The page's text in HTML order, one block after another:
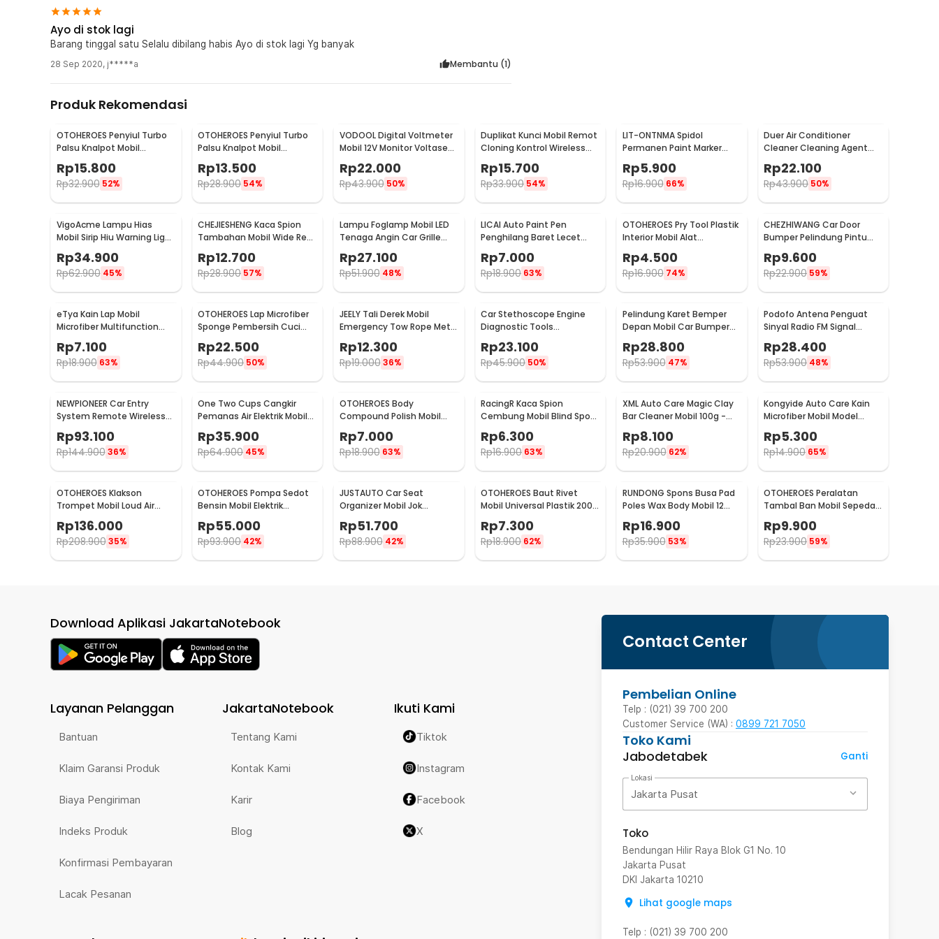
Ayo di stok lagi
Barang tinggal satu Selalu dibilang habis Ayo di stok lagi Yg banyak
28 Sep 2020, j*****a Membantu (1)
Produk Rekomendasi
OTOHEROES Penyiul Turbo
Palsu Knalpot Mobil
Whistler 1000-2400cc L -
TUR007
Rp15.800
Rp32.900 52%
OTOHEROES Penyiul Turbo
Palsu Knalpot Mobil
Whistler 1000-1800cc M 1.6-
2.0 - TUR007
Rp13.500
Rp28.900 54%
VODOOL Digital Voltmeter
Mobil 12V Monitor Voltase
Rp22.000
Rp43.900 50%
Duplikat Kunci Mobil Remot
Cloning Kontrol Wireless
Rp15.700
Rp33.900 54%
LIT-ONTNMA Spidol
Permanen Paint Marker
MP-01
Rp5.900
Rp16.900 66%
Duer Air Conditioner
Cleaner Cleaning Agent
500ml - QUY1640
Rp22.100
Rp43.900 50%
VigoAcme Lampu Hias
Mobil Sirip Hiu Warning Light
Solar Energy 8 LED - FZWJSD
Rp34.900
Rp62.900 45%
CHEJIESHENG Kaca Spion
Tambahan Mobil Wide Rear
080
Rp12.700
Rp28.900 57%
Lampu Foglamp Mobil LED
Tenaga Angin Car Grille
XY044
Rp27.100
Rp51.900 48%
LICAI Auto Paint Pen
Penghilang Baret Lecet
Rp7.000
Rp18.900 63%
OTOHEROES Pry Tool Plastik
Interior Mobil Alat
AA16
Rp4.500
Rp16.900 74%
CHEZHIWANG Car Door
Bumper Pelindung Pintu
Mobil Anti Gores 8 PCS -
HT-001
Rp9.600
Rp22.900 59%
eTya Kain Lap Mobil
Microfiber Multifunction
H-10
Rp7.100
Rp18.900 63%
OTOHEROES Lap Microfiber
Sponge Pembersih Cuci
Rp22.500
Rp44.900 50%
JEELY Tali Derek Mobil
Emergency Tow Rope Metal
Buckle U-Type 2.7M - JL30
Rp12.300
Rp19.000 36%
Car Stethoscope Engine
Diagnostic Tools
Stetoskop Mesin Mobil -
W80582
Rp23.100
Rp45.900 50%
Pelindung Karet Bemper
Depan Mobil Car Bumper
Guard 57mm 2.5M
Rp28.800
Rp53.900 47%
Podofo Antena Penguat
Sinyal Radio FM Signal
Amplifier untuk Mobil -
ANT-208
Rp28.400
Rp53.900 48%
NEWPIONEER Car Entry
System Remote Wireless
12V Door Lock Mobil - CK18
Rp93.100
Rp144.900 36%
One Two Cups Cangkir
Pemanas Air Elektrik Mobil
Travel Mug 450ml - NJ88
Rp35.900
Rp64.900 45%
OTOHEROES Body
Compound Polish Mobil
with Spons - YYC-508
Rp7.000
Rp18.900 63%
RacingR Kaca Spion
Cembung Mobil Blind Spot
Wide Angle 50mm 2 Pcs -
J0027
Rp6.300
Rp16.900 63%
XML Auto Care Magic Clay
Bar Cleaner Mobil 100g -
QW89
Rp8.100
Rp20.900 62%
Kongyide Auto Care Kain
Microfiber Mobil Model
Bundar - L-20
Rp5.300
Rp14.900 65%
OTOHEROES Klakson
Trompet Mobil Loud Air
Horn 150dB 12V - JD4001
Rp136.000
Rp208.900 35%
OTOHEROES Pompa Sedot
Bensin Mobil Elektrik
12V - CT-14
Rp55.000
Rp93.900 42%
JUSTAUTO Car Seat
Organizer Mobil Jok
Barang Tisu - Z-354
Rp51.700
Rp88.900 42%
OTOHEROES Baut Rivet
Mobil Universal Plastik 200
PCS - PE02
Rp7.300
Rp18.900 62%
RUNDONG Spons Busa Pad
Poles Wax Body Mobil 12
PCS - R2010
Rp16.900
Rp35.900 53%
OTOHEROES Peralatan
Tambal Ban Mobil Sepeda
Rp9.900
Rp23.900 59%
Contact Center
Pembelian Online
Telp : (021) 39 700 200
Customer Service (WA) : 0899 721 7050
Toko Kami
Jabodetabek
Ganti
Lokasi
Jakarta Pusat
Toko
Bendungan Hilir Raya Blok G1 No. 10
Jakarta Pusat
DKI Jakarta 10210
Lihat google maps
Telp : (021) 39 700 200
Download Aplikasi JakartaNotebook
Layanan Pelanggan
Bantuan
Klaim Garansi Produk
Biaya Pengiriman
Indeks Produk
Konfirmasi Pembayaran
Lacak Pesanan
JakartaNotebook
Tentang Kami
Kontak Kami
Karir
Blog
Ikuti Kami
Tiktok
Instagram
Facebook
X